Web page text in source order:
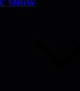
SHOW